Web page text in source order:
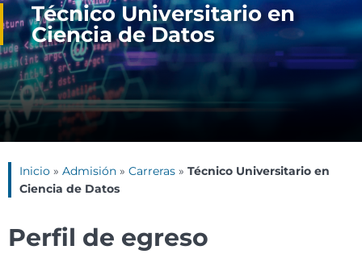
Técnico Universitario en
Ciencia de Datos
Inicio » Admisión » Carreras » Técnico Universitario en
Ciencia de Datos
Perfil de egreso